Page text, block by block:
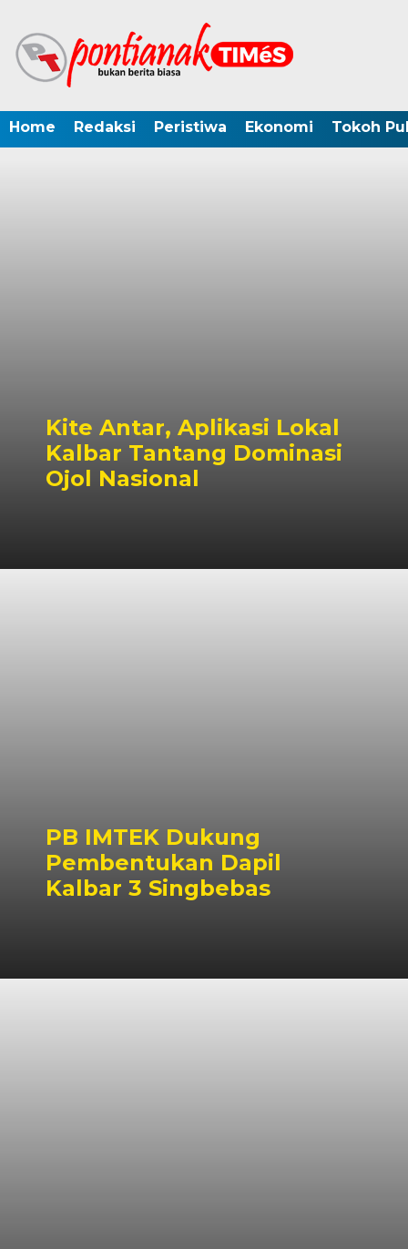
Home Redaksi Peristiwa Ekonomi Tokoh
Kite Antar, Aplikasi Lokal
Kalbar Tantang Dominasi
Ojol Nasional
PB IMTEK Dukung
Pembentukan Dapil
Kalbar 3 Singbebas